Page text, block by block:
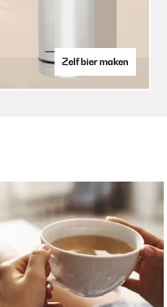
Zelf bier maken